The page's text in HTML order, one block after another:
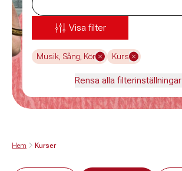
Visa filter
Musik, Sång, Kör Kurs
Rensa alla filterinställningar
Hem Kurser